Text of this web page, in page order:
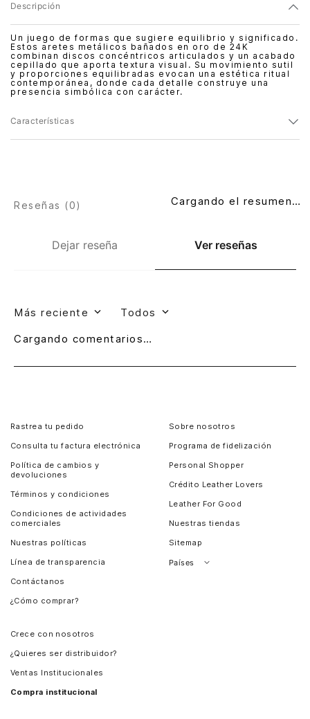
Descripción
Un juego de formas que sugiere equilibrio y significado.
Estos aretes metálicos bañados en oro de 24K
combinan discos concéntricos articulados y un acabado
cepillado que aporta textura visual. Su movimiento sutil
y proporciones equilibradas evocan una estética ritual
contemporánea, donde cada detalle construye una
presencia simbólica con carácter.
Características
Dejar reseña Ver reseñas
Reseñas (0) Cargando el resumen…
Más reciente Todos
Cargando comentarios…
Rastrea tu pedido
Consulta tu factura electrónica
Política de cambios y
devoluciones
Términos y condiciones
Condiciones de actividades
comerciales
Nuestras políticas
Línea de transparencia
Contáctanos
¿Cómo comprar?
Sobre nosotros
Programa de fidelización
Personal Shopper
Crédito Leather Lovers
Leather For Good
Nuestras tiendas
Sitemap
Países
Crece con nosotros
¿Quieres ser distribuidor?
Ventas Institucionales
Compra institucional